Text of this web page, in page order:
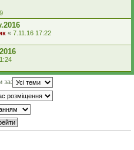
« 7.11.16 17:22
за: